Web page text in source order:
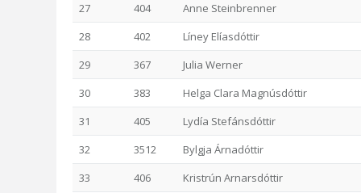
27
404
Anne Steinbrenner
28
402
Líney Elíasdóttir
29
367
Julia Werner
30
383
Helga Clara Magnúsdóttir
31
405
Lydía Stefánsdóttir
32
3512
Bylgja Árnadóttir
33
406
Kristrún Arnarsdóttir